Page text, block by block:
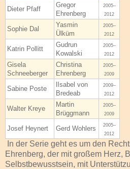
Dieter Pfaff
Gregor
Ehrenberg
2005–
2012
Sophie Dal
Yasmin
Ülküm
2005–
2012
Katrin Pollitt
Gudrun
Kowalski
2005–
2012
Gisela
Schneeberger
Christina
Ehrenberg
2005–
2009
Sabine Poste
lIsabel von
Bredeab
2009–
2012
Walter Kreye
Martin
Brüggmann
2005–
2009
Josef Heynert Gerd Wohlers
2005–
2012
In der Serie geht es um den
Ehrenberg, der mit großem Herz,
Selbstbewusstsein, mit